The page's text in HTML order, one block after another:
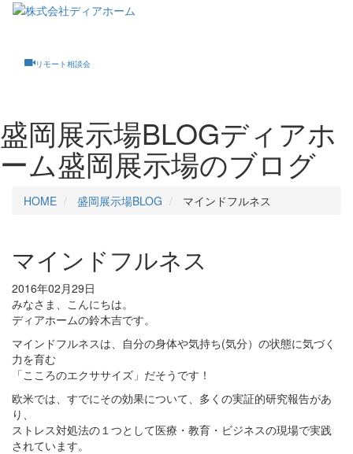
リモート相談会
盛岡展示場BLOGディアホ
ーム盛岡展示場のブログ
HOME 盛岡展示場BLOG マインドフルネス
マインドフルネス
2016年02月29日
みなさま、こんにちは。
ディアホームの鈴木吉です。
マインドフルネスは、自分の身体や気持ち(気分）の状態に気づく
力を育む
「こころのエクササイズ」だそうです！
欧米では、すでにその効果について、多くの実証的研究報告があ
り、
ストレス対処法の１つとして医療・教育・ビジネスの現場で実践
されています。